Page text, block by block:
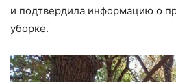
и подтвердила информацию о
уборке.